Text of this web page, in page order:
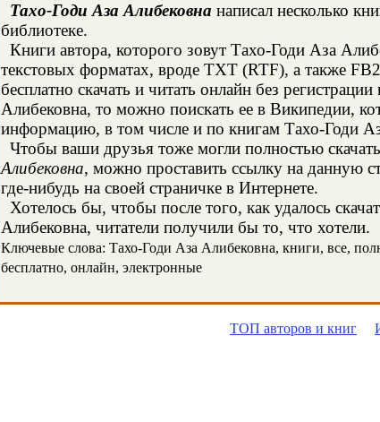
Тахо-Годи Аза Алибековна написал несколько
библиотеке.
Книги автора, которого зовут Тахо-Годи Аза
текстовых форматах, вроде TXT (RTF), а также
бесплатно скачать и читать онлайн без
Алибековна, то можно поискать ее в Википедии,
информацию, в том числе и по книгам Тахо-Годи
Чтобы ваши друзья тоже могли полностью
Алибековна, можно проставить ссылку на данную
где-нибудь на своей страничке в Интернете.
Хотелось бы, чтобы после того, как удалось
Алибековна, читатели получили бы то, что хотели.
Ключевые слова: Тахо-Годи Аза Алибековна, книги, все,
бесплатно, онлайн, электронные
ТОП авторов и книг